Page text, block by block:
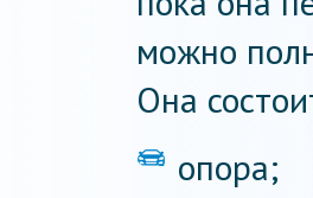
можно
Она
опора;